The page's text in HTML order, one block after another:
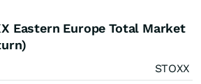
Eastern Europe Total Market
STOXX